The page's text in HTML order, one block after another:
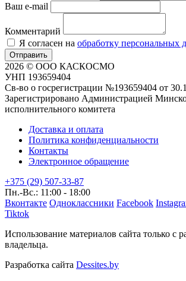
Ваш e-mail
Комментарий
Я согласен на обработку персональных
Отправить
2026 © ООО КАСКОСМО
УНП 193659404
Св-во о госрегистрации №193659404 от
Зарегистрировано Администрацией
исполнительного комитета
Доставка и оплата
Политика конфиденциальности
Контакты
Электронное обращение
+375 (29) 507-33-87
Пн.-Вс.: 11:00 - 18:00
Вконтакте Одноклассники Facebook
Tiktok
Использование материалов сайта только с
владельца.
Разработка сайта Dessites.by